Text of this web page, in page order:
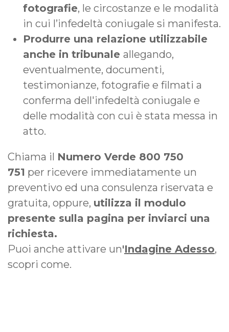
fotografie, le circostanze e le modalità
in cui l’infedeltà coniugale si manifesta.
Produrre una relazione utilizzabile
anche in tribunale allegando,
eventualmente, documenti,
testimonianze, fotografie e filmati a
conferma dell'infedeltà coniugale e
delle modalità con cui è stata messa in
atto.
Chiama il Numero Verde 800 750
751 per ricevere immediatamente un
preventivo ed una consulenza riservata e
gratuita, oppure, utilizza il modulo
presente sulla pagina per inviarci una
richiesta.
Puoi anche attivare un'Indagine Adesso,
scopri come.